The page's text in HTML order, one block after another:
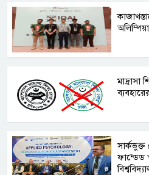
মাদ্রাসা
ফান্ডেড